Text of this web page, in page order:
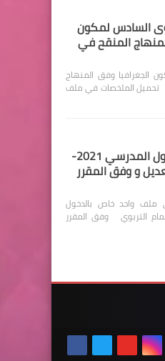
السادس لمكون
المنقح في
الجغرافيا وفق المنهاج
الملخصات في ملف
ملف وثائق الدخول المدرسي 2021-
و وفق المقرر
في ملف واحد خاص بالدخول
موقع همام التربوي وفق المقرر